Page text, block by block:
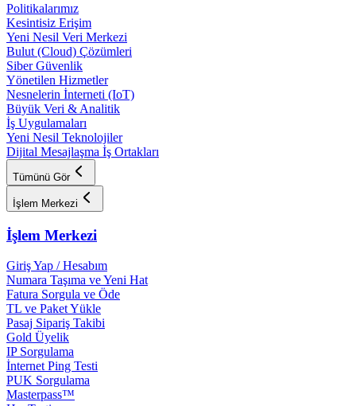
Politikalarımız
Kesintisiz Erişim
Yeni Nesil Veri Merkezi
Bulut (Cloud) Çözümleri
Siber Güvenlik
Yönetilen Hizmetler
Nesnelerin İnterneti (IoT)
Büyük Veri & Analitik
İş Uygulamaları
Yeni Nesil Teknolojiler
Dijital Mesajlaşma İş Ortakları
Tümünü Gör
İşlem Merkezi
İşlem Merkezi
Giriş Yap / Hesabım
Numara Taşıma ve Yeni Hat
Fatura Sorgula ve Öde
TL ve Paket Yükle
Pasaj Sipariş Takibi
Gold Üyelik
IP Sorgulama
İnternet Ping Testi
PUK Sorgulama
Masterpass™